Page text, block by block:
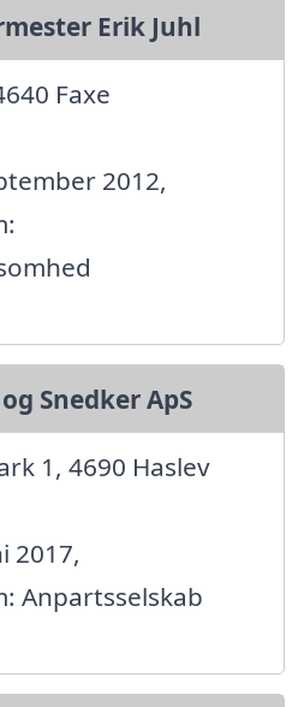
Erik Juhl
Faxe
2012,
Snedker ApS
1, 4690 Haslev
2017,
Anpartsselskab